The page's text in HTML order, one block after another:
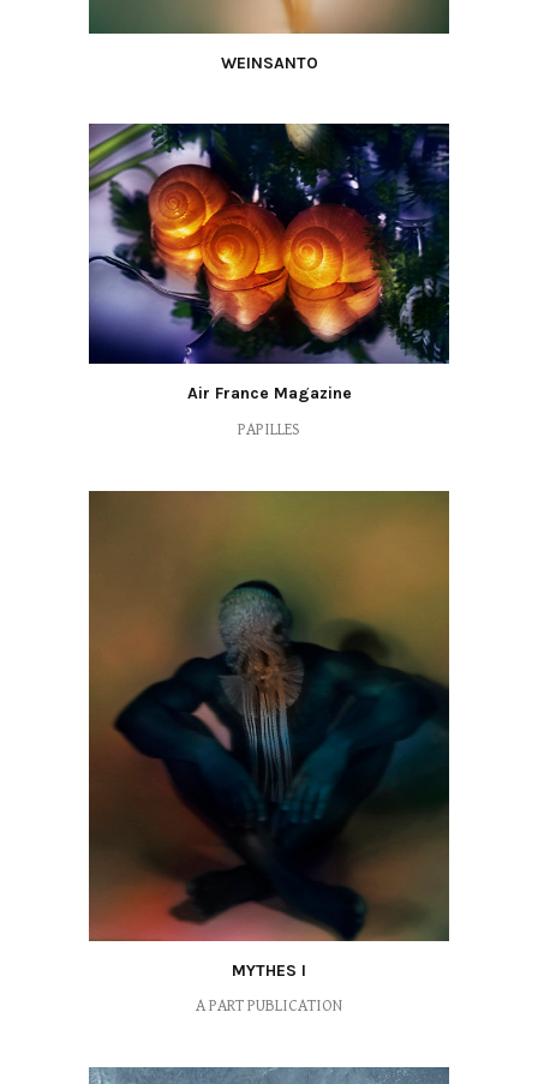
WEINSANTO
Air France Magazine
PAPILLES
MYTHES I
A PART PUBLICATION